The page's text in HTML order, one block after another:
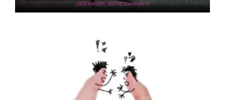
¿QUÉ HACER? ENTRETENIMIENTO